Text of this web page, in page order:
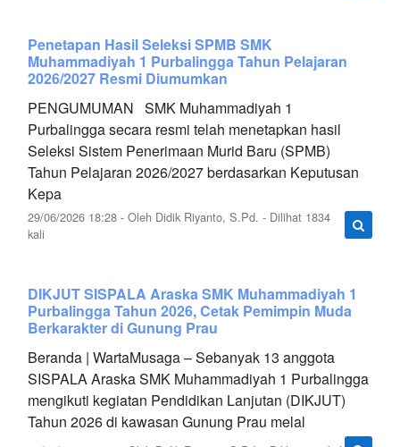
Penetapan Hasil Seleksi SPMB SMK
Muhammadiyah 1 Purbalingga Tahun Pelajaran
2026/2027 Resmi Diumumkan
PENGUMUMAN SMK Muhammadiyah 1
Purbalingga secara resmi telah menetapkan hasil
Seleksi Sistem Penerimaan Murid Baru (SPMB)
Tahun Pelajaran 2026/2027 berdasarkan Keputusan
Kepa
29/06/2026 18:28 - Oleh Didik Riyanto, S.Pd. - Dilihat 1834
kali
DIKJUT SISPALA Araska SMK Muhammadiyah 1
Purbalingga Tahun 2026, Cetak Pemimpin Muda
Berkarakter di Gunung Prau
Beranda | WartaMusaga – Sebanyak 13 anggota
SISPALA Araska SMK Muhammadiyah 1 Purbalingga
mengikuti kegiatan Pendidikan Lanjutan (DIKJUT)
Tahun 2026 di kawasan Gunung Prau melal